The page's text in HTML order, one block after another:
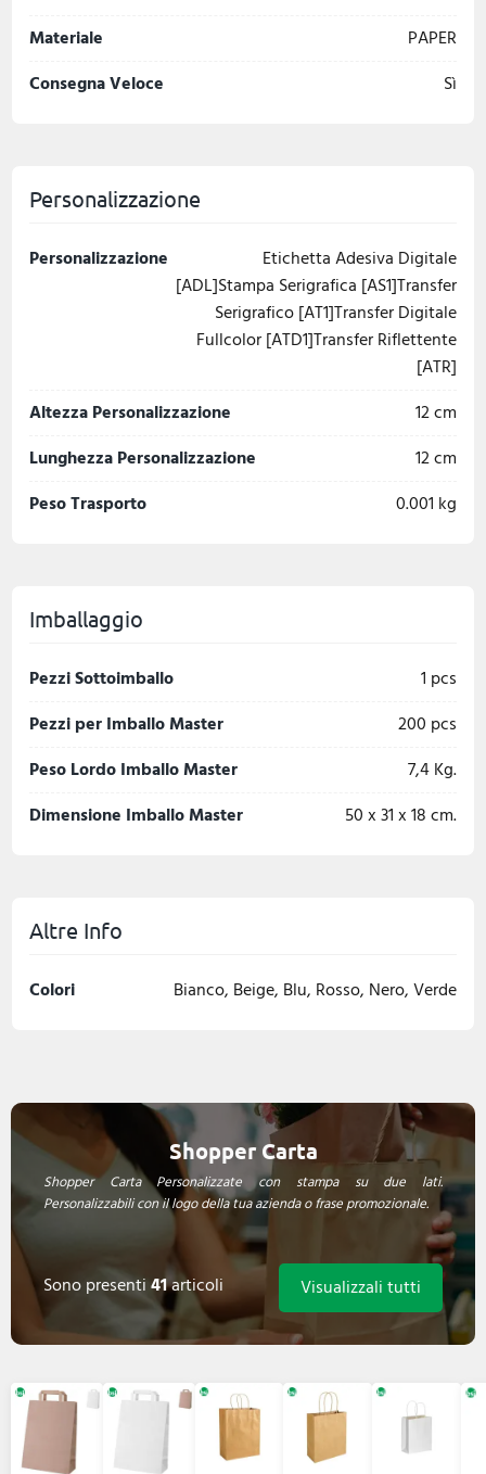
Materiale
PAPER
Consegna Veloce
Sì
Personalizzazione
Personalizzazione
Etichetta Adesiva Digitale
[ADL]Stampa Serigrafica [AS1]Transfer
Serigrafico [AT1]Transfer Digitale
Fullcolor [ATD1]Transfer Riflettente
[ATR]
Altezza Personalizzazione
12 cm
Lunghezza Personalizzazione
12 cm
Peso Trasporto
0.001 kg
Imballaggio
Pezzi Sottoimballo
1 pcs
Pezzi per Imballo Master
200 pcs
Peso Lordo Imballo Master
7,4 Kg.
Dimensione Imballo Master
50 x 31 x 18 cm.
Altre Info
Colori Bianco, Beige, Blu, Rosso, Nero, Verde
Shopper Carta
Shopper Carta Personalizzate con stampa su due lati.
Personalizzabili con il logo della tua azienda o frase promozionale.
Sono presenti41articoli Visualizzali tutti